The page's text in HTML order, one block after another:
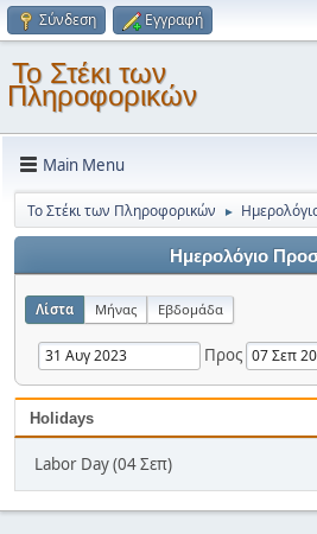
Σύνδεση Εγγραφή
Το Στέκι των
Πληροφορικών
Main Menu
Το Στέκι των Πληροφορικών ►
Ημερολόγιο
Λίστα Μήνας Εβδομάδα
Προς
Holidays
Labor Day (04 Σεπ)